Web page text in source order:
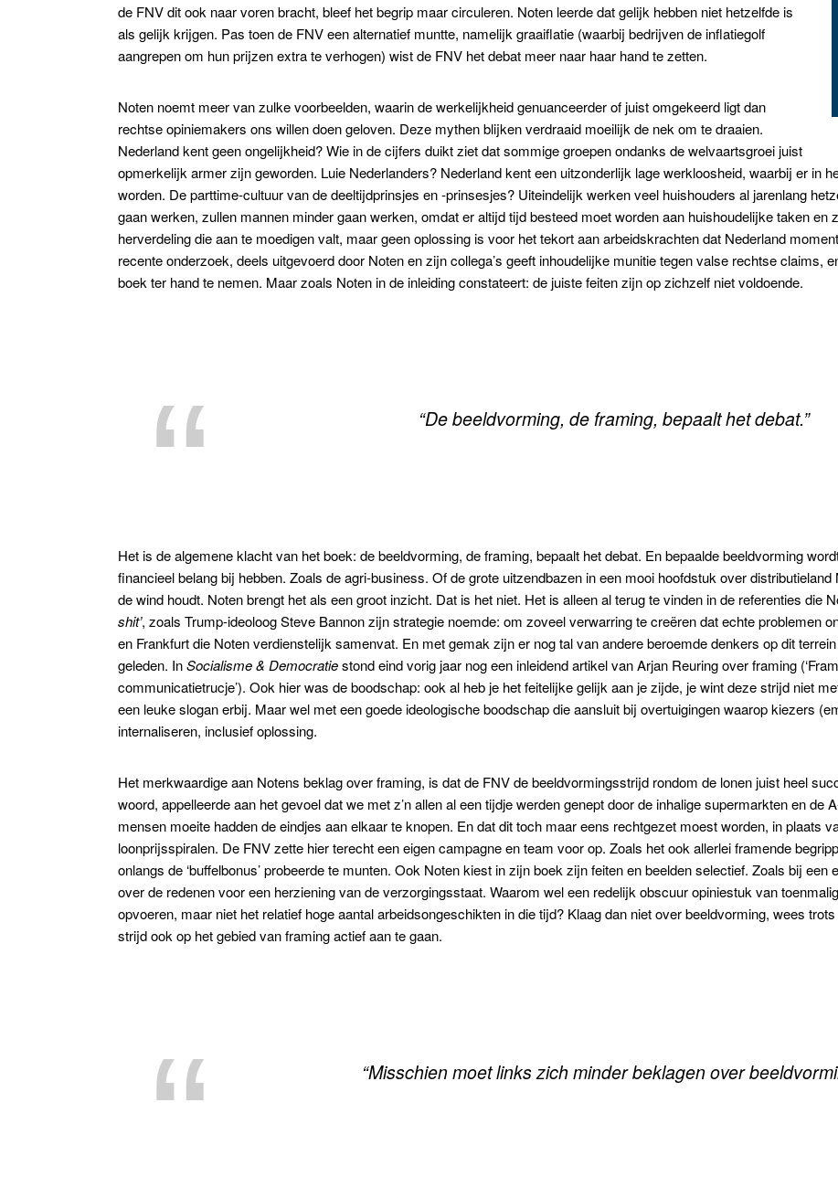
de FNV dit ook naar voren bracht, bleef het begrip maar circuleren. Noten leerde dat gelijk hebben niet hetzelfde is
als gelijk krijgen. Pas toen de FNV een alternatief muntte, namelijk graaiflatie (waarbij bedrijven de inflatiegolf
aangrepen om hun prijzen extra te verhogen) wist de FNV het debat meer naar haar hand te zetten.
Noten noemt meer van zulke voorbeelden, waarin de werkelijkheid genuanceerder of juist omgekeerd ligt dan
rechtse opiniemakers ons willen doen geloven. Deze mythen blijken verdraaid moeilijk de nek om te draaien.
Nederland kent geen ongelijkheid? Wie in de cijfers duikt ziet dat sommige groepen ondanks de welvaartsgroei juist
opmerkelijk armer zijn geworden. Luie Nederlanders? Nederland kent een uitzonderlijk lage werkloosheid, waarbij er in
worden. De parttime-cultuur van de deeltijdprinsjes en -prinsesjes? Uiteindelijk werken veel huishouders al jarenlang
gaan werken, zullen mannen minder gaan werken, omdat er altijd tijd besteed moet worden aan huishoudelijke taken en
herverdeling die aan te moedigen valt, maar geen oplossing is voor het tekort aan arbeidskrachten dat Nederland
recente onderzoek, deels uitgevoerd door Noten en zijn collega’s geeft inhoudelijke munitie tegen valse rechtse claims,
boek ter hand te nemen. Maar zoals Noten in de inleiding constateert: de juiste feiten zijn op zichzelf niet voldoende.
“De beeldvorming, de framing, bepaalt het debat.”
Het is de algemene klacht van het boek: de beeldvorming, de framing, bepaalt het debat. En bepaalde beeldvorming
financieel belang bij hebben. Zoals de agri-business. Of de grote uitzendbazen in een mooi hoofdstuk over
de wind houdt. Noten brengt het als een groot inzicht. Dat is het niet. Het is alleen al terug te vinden in de referenties die
shit’, zoals Trump-ideoloog Steve Bannon zijn strategie noemde: om zoveel verwarring te creëren dat echte problemen
en Frankfurt die Noten verdienstelijk samenvat. En met gemak zijn er nog tal van andere beroemde denkers op dit
geleden. InSocialisme & Democratiestond eind vorig jaar nog een inleidend artikel van Arjan Reuring over framing
communicatietrucje’). Ook hier was de boodschap: ook al heb je het feitelijke gelijk aan je zijde, je wint deze strijd niet
een leuke slogan erbij. Maar wel met een goede ideologische boodschap die aansluit bij overtuigingen waarop kiezers
internaliseren, inclusief oplossing.
Het merkwaardige aan Notens beklag over framing, is dat de FNV de beeldvormingsstrijd rondom de lonen juist heel
woord, appelleerde aan het gevoel dat we met z’n allen al een tijdje werden genept door de inhalige supermarkten en de
mensen moeite hadden de eindjes aan elkaar te knopen. En dat dit toch maar eens rechtgezet moest worden, in plaats
loonprijsspiralen. De FNV zette hier terecht een eigen campagne en team voor op. Zoals het ook allerlei framende
onlangs de ‘buffelbonus’ probeerde te munten. Ook Noten kiest in zijn boek zijn feiten en beelden selectief. Zoals bij een
over de redenen voor een herziening van de verzorgingsstaat. Waarom wel een redelijk obscuur opiniestuk van
opvoeren, maar niet het relatief hoge aantal arbeidsongeschikten in die tijd? Klaag dan niet over beeldvorming, wees
strijd ook op het gebied van framing actief aan te gaan.
“Misschien moet links zich minder beklagen over